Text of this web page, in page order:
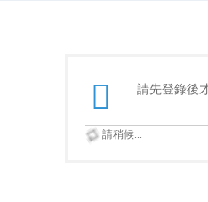
請先登錄後
請稍候...